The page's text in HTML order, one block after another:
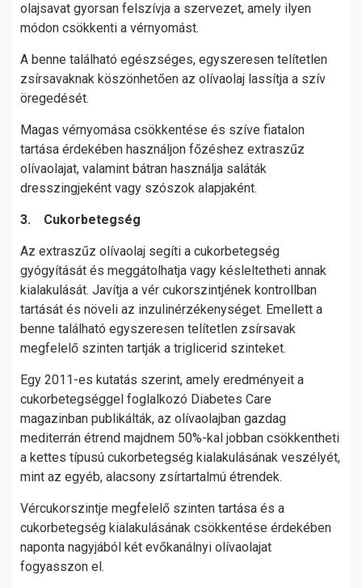
olajsavat gyorsan felszívja a szervezet, amely ilyen
módon csökkenti a vérnyomást.
A benne található egészséges, egyszeresen telítetlen
zsírsavaknak köszönhetően az olívaolaj lassítja a szív
öregedését.
Magas vérnyomása csökkentése és szíve fiatalon
tartása érdekében használjon főzéshez extraszűz
olívaolajat, valamint bátran használja saláták
dresszingjeként vagy szószok alapjaként.
3. Cukorbetegség
Az extraszűz olívaolaj segíti a cukorbetegség
gyógyítását és meggátolhatja vagy késleltetheti annak
kialakulását. Javítja a vér cukorszintjének kontrollban
tartását és növeli az inzulinérzékenységet. Emellett a
benne található egyszeresen telítetlen zsírsavak
megfelelő szinten tartják a triglicerid szinteket.
Egy 2011-es kutatás szerint, amely eredményeit a
cukorbetegséggel foglalkozó Diabetes Care
magazinban publikálták, az olívaolajban gazdag
mediterrán étrend majdnem 50%-kal jobban csökkentheti
a kettes típusú cukorbetegség kialakulásának veszélyét,
mint az egyéb, alacsony zsírtartalmú étrendek.
Vércukorszintje megfelelő szinten tartása és a
cukorbetegség kialakulásának csökkentése érdekében
naponta nagyjából két evőkanálnyi olívaolajat
fogyasszon el.